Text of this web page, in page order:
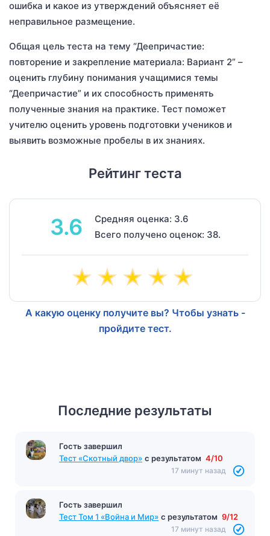
ошибка и какое из утверждений объясняет её
неправильное размещение.
Общая цель теста на тему “Деепричастие:
повторение и закрепление материала: Вариант 2” –
оценить глубину понимания учащимися темы
“Деепричастие” и их способность применять
полученные знания на практике. Тест поможет
учителю оценить уровень подготовки учеников и
выявить возможные пробелы в их знаниях.
Рейтинг теста
3.6
Средняя оценка: 3.6
Всего получено оценок: 38.
А какую оценку получите вы? Чтобы узнать -
пройдите тест.
Последние результаты
Гость завершил
Тест «Скотный двор» с результатом 4/10
17 минут назад
Гость завершил
Тест Том 1 «Война и Мир» с результатом 9/12
17 минут назад